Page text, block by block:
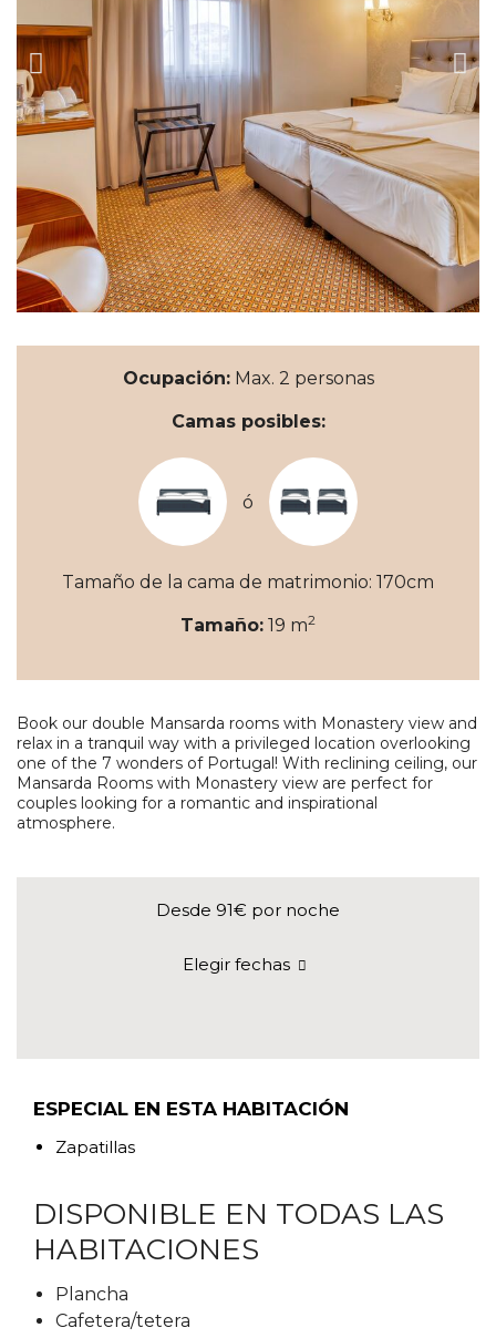
Ocupación:Max. 2 personas
Camas posibles:
ó
Tamaño de la cama de matrimonio: 170cm
Tamaño: 19 m2
Book our double Mansarda rooms with Monastery view and
relax in a tranquil way with a privileged location overlooking
one of the 7 wonders of Portugal! With reclining ceiling, our
Mansarda Rooms with Monastery view are perfect for
couples looking for a romantic and inspirational
atmosphere.
Desde 91€ por noche
Elegir fechas
ESPECIAL EN ESTA HABITACIÓN
Zapatillas
DISPONIBLE EN TODAS LAS
HABITACIONES
Plancha
Cafetera/tetera